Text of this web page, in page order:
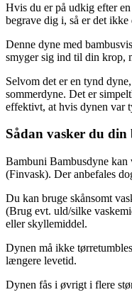
Hvis du er på udkig efter
begrave dig i, så er det
Denne dyne med
smyger sig ind til din krop,
Selvom det er en tynd
sommerdyne. Det er
effektivt, at hvis dynen var
Sådan vasker du din
Bambuni Bambusdyne kan
(Finvask). Der anbefales
Du kan bruge skånsomt
(Brug evt. uld/silke
eller skyllemiddel.
Dynen må ikke
længere levetid.
Dynen fås i øvrigt i flere